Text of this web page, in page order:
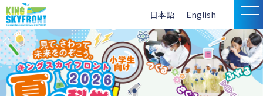
日本語 English